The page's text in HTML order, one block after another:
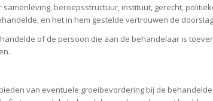
beroepsstructuur, instituut, gerecht,
en het in hem gestelde vertrouwen de
of de persoon die aan de behandelaar is
van eventuele groeibevordering bij de